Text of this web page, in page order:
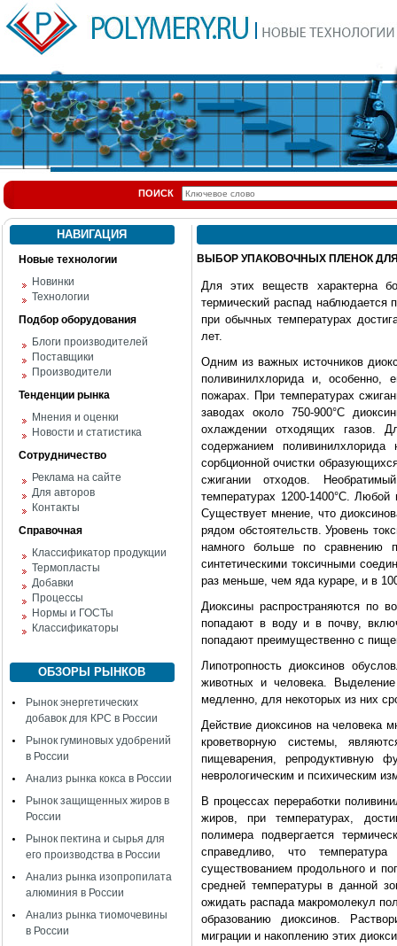
ПОИСК
НАВИГАЦИЯ
Новые технологии
Новинки
Технологии
Подбор оборудования
Блоги производителей
Поставщики
Производители
Тенденции рынка
Мнения и оценки
Новости и статистика
Сотрудничество
Реклама на сайте
Для авторов
Контакты
Справочная
Классификатор продукции
Термопласты
Добавки
Процессы
Нормы и ГОСТы
Классификаторы
ОБЗОРЫ РЫНКОВ
Рынок энергетических
добавок для КРС в России
Рынок гуминовых удобрений
в России
Анализ рынка кокса в России
Рынок защищенных жиров в
России
Рынок пектина и сырья для
его производства в России
Анализ рынка изопропилата
алюминия в России
Анализ рынка тиомочевины
в России
ВЫБОР УПАКОВОЧНЫХ ПЛЕНОК
Для этих веществ характерна
термический распад наблюдается
при обычных температурах
лет.
Одним из важных источников
поливинилхлорида и, особенно,
пожарах. При температурах
заводах около 750-900°С
охлаждении отходящих газов.
содержанием поливинилхлорида
сорбционной очистки
сжигании отходов.
температурах 1200-1400°С.
Существует мнение, что
рядом обстоятельств. Уровень
намного больше по сравнению
синтетическими токсичными
раз меньше, чем яда кураре, и в
Диоксины распространяются по
попадают в воду и в почву,
попадают преимущественно с
Липотропность диоксинов
животных и человека.
медленно, для некоторых из них
Действие диоксинов на человека
кроветворную системы,
пищеварения, репродуктивную
неврологическим и психическим
В процессах переработки
жиров, при температурах,
полимера подвергается
справедливо, что
существованием продольного и
средней температуры в данной
ожидать распада макромолекул
образованию диоксинов.
миграции и накоплению этих